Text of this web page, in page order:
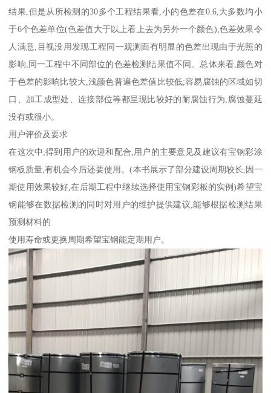
结果,但是从所检测的30多个工程结果看,小的色差在0.6,大多数均小
于6个色差单位(色差值大于以上看上去为另外一个颜色),色差效果令
人满意,目视没用发现工程同一观测面有明显的色差出现由于光照的
影响,同一工程中不同部位的色差检测结果值不同。总体来看,颜色对
于色差的影响比较大,浅颜色普遍色差值比较低;容易腐蚀的区域如切
口、加工成型处、连接部位等都呈现比较好的耐腐蚀行为,腐蚀蔓延
没有或很小。
用户评价及要求
在这次中,得到用户的欢迎和配合,用户的主要意见及建议有宝钢彩涂
钢板质量,有机会今后还要使用。(本书展示了部分建设周期较长,因一
期使用效果较好,在后期工程中继续选择使用宝钢彩板的实例)希望宝
钢能够在数据检测的同时对用户的维护提供建议,能够根据检测结果
预测材料的
使用寿命或更换周期希望宝钢能定期用户。